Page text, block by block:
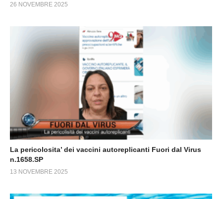
26 NOVEMBRE 2025
La pericolosita’ dei vaccini autoreplicanti Fuori dal Virus
n.1658.SP
13 NOVEMBRE 2025